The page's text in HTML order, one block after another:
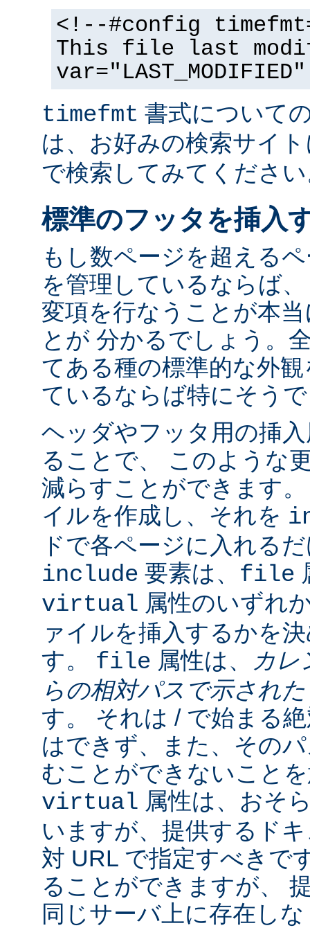
<!--#config
This file last
timefmt 書式について
は、お好みの検索サイ
で検索してみてくださ
標準のフッタを挿入
もし数ページを超える
を管理しているならば
変項を行なうことが本
とが 分かるでしょう。
てある種の標準的な外
ているならば特にそう
ヘッダやフッタ用の挿
ることで、 このような
減らすことができます
イルを作成し、それを
ドで各ページに入れる
include 要素は、 file
virtual 属性のいずれ
ァイルを挿入するかを
す。 file 属性は、
カ
らの相対パスで示され
す。 それは / で始まる
はできず、また、その
むことができないこと
virtual 属性は、おそ
いますが、提供するド
対 URL で指定すべきで
ることができますが、
同じサーバ上に存在し